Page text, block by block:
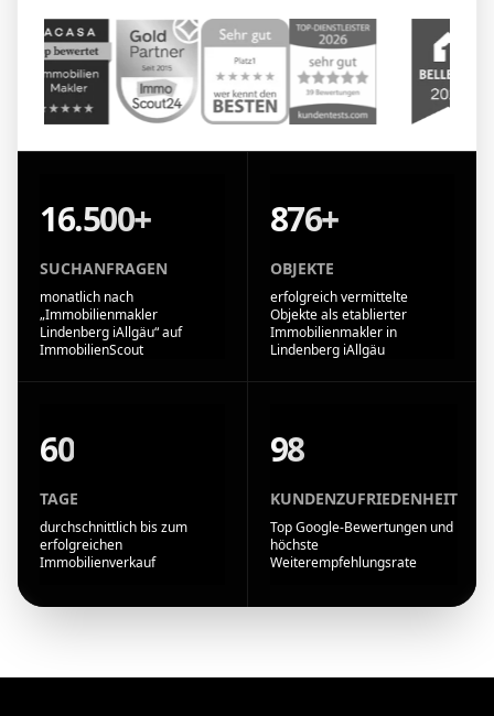
16.500+
SUCHANFRAGEN
monatlich nach
„Immobilienmakler
Lindenberg iAllgäu“ auf
ImmobilienScout
876+
OBJEKTE
erfolgreich vermittelte
Objekte als etablierter
Immobilienmakler in
Lindenberg iAllgäu
60
TAGE
durchschnittlich bis zum
erfolgreichen
Immobilienverkauf
98
KUNDENZUFRIEDENHEIT
Top Google-Bewertungen und
höchste
Weiterempfehlungsrate